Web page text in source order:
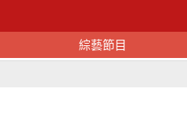
綜藝節目